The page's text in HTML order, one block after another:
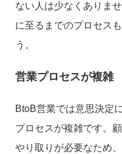
ない人は少なくありま
に至るまでのプロセス
う。
営業プロセスが複雑
BtoB営業では意思決定
プロセスが複雑です。
やり取りが必要なため